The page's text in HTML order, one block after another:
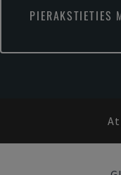
PIERAKSTIETIES